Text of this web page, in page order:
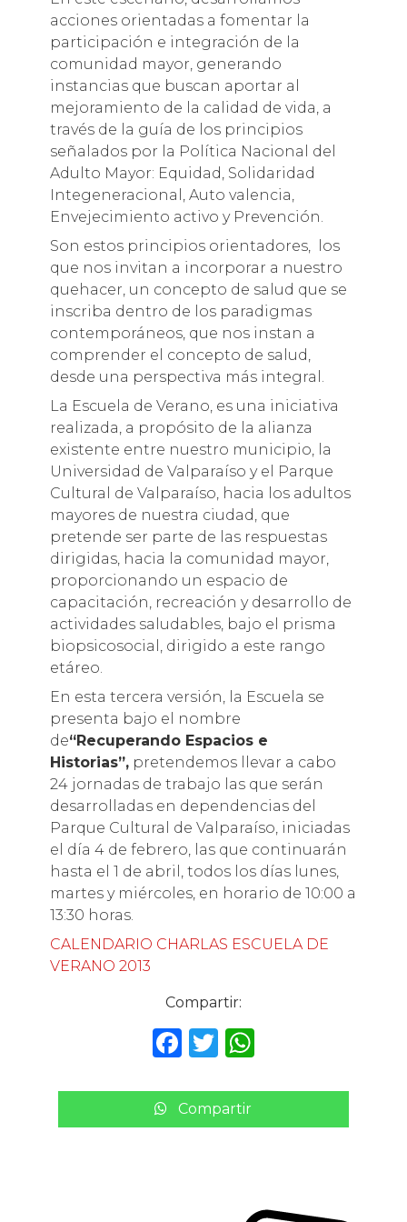
acciones orientadas a fomentar la
participación e integración de la
comunidad mayor, generando
instancias que buscan aportar al
mejoramiento de la calidad de vida, a
través de la guía de los principios
señalados por la Política Nacional del
Adulto Mayor: Equidad, Solidaridad
Integeneracional, Auto valencia,
Envejecimiento activo y Prevención.
Son estos principios orientadores, los
que nos invitan a incorporar a nuestro
quehacer, un concepto de salud que se
inscriba dentro de los paradigmas
contemporáneos, que nos instan a
comprender el concepto de salud,
desde una perspectiva más integral.
La Escuela de Verano, es una iniciativa
realizada, a propósito de la alianza
existente entre nuestro municipio, la
Universidad de Valparaíso y el Parque
Cultural de Valparaíso, hacia los adultos
mayores de nuestra ciudad, que
pretende ser parte de las respuestas
dirigidas, hacia la comunidad mayor,
proporcionando un espacio de
capacitación, recreación y desarrollo de
actividades saludables, bajo el prisma
biopsicosocial, dirigido a este rango
etáreo.
En esta tercera versión, la Escuela se
presenta bajo el nombre
de“Recuperando Espacios e
Historias”,pretendemos llevar a cabo
24 jornadas de trabajo las que serán
desarrolladas en dependencias del
Parque Cultural de Valparaíso, iniciadas
el día 4 de febrero, las que continuarán
hasta el 1 de abril, todos los días lunes,
martes y miércoles, en horario de 10:00 a
13:30 horas.
CALENDARIO CHARLAS ESCUELA DE
VERANO 2013
Compartir:
F
c
e
T
it
te
W
a
ts
Compartir